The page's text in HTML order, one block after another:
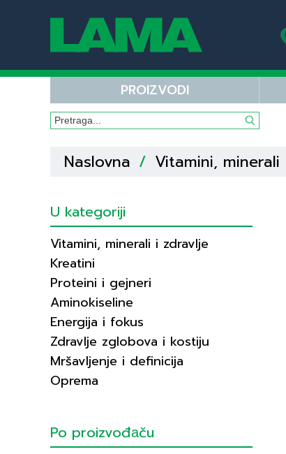
PROIZVODI
Naslovna / Vitamini,
U kategoriji
Vitamini, minerali i zdravlje
Kreatini
Proteini i gejneri
Aminokiseline
Energija i fokus
Zdravlje zglobova i kostiju
Mršavljenje i definicija
Oprema
Po proizvođаču